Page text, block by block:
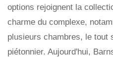
options rejoignent la
charme du complexe,
plusieurs chambres, le tout
piétonnier. Aujourd'hui,